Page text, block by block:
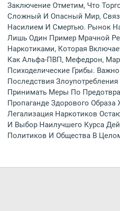
Заключение Отметим, Что
Сложный И Опасный Мир,
Насилием И Смертью. Рынок
Лишь Один Пример Мрачной
Наркотиками, Которая
Как Альфа-ПВП, Мефедрон,
Психоделические Грибы.
Последствия
Принимать Меры По
Пропаганде Здорового
Легализация Наркотиков
И Выбор Наилучшего Курса
Политиков И Общества В